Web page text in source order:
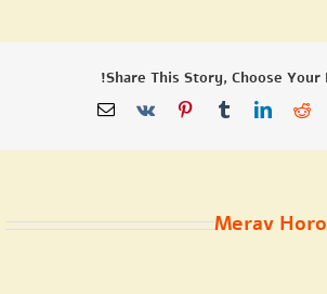
Share This Story, Choose Your
Reddit
LinkedIn
Tumblr
Pinterest
Vk
כתובת
Merav